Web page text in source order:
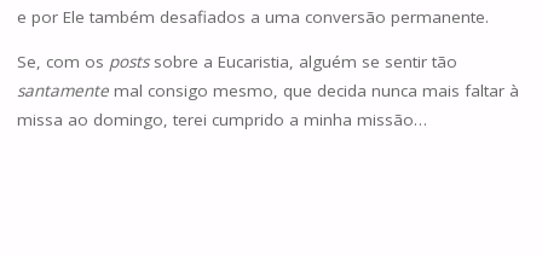
e por Ele também desafiados a uma conversão permanente.
Se, com os postssobre a Eucaristia, alguém se sentir tão
santamentemal consigo mesmo, que decida nunca mais faltar à
missa ao domingo, terei cumprido a minha missão…